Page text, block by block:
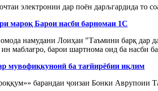
электронии дар поён дарљгардида то
мароқ Барои насби барномаи 1C
намудани Лоиҳаи "Таъмини барқ дар
маблағро, барои шартнома оид ба насби
мувофиқкунонӣ ба тағйирёбии иқлим
барандаи ҷоизаи Бонки Аврупоии